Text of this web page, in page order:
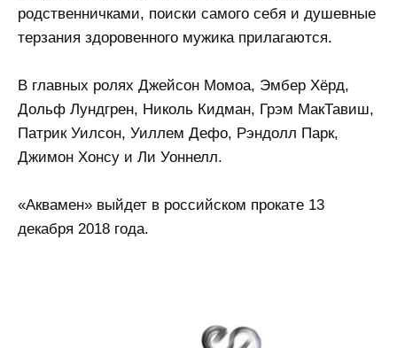
родственничками, поиски самого себя и душевные
терзания здоровенного мужика прилагаются.
В главных ролях Джейсон Момоа, Эмбер Хёрд,
Дольф Лундгрен, Николь Кидман, Грэм МакТавиш,
Патрик Уилсон, Уиллем Дефо, Рэндолл Парк,
Джимон Хонсу и Ли Уоннелл.
«Аквамен» выйдет в российском прокате 13
декабря 2018 года.